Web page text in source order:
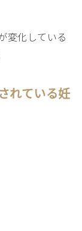
変化している
れている妊